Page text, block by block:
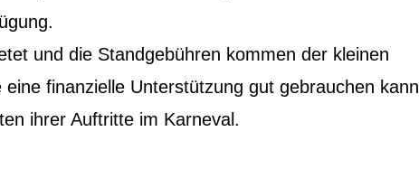
und die Standgebühren kommen der kleinen
finanzielle Unterstützung gut gebrauchen kann
ihrer Auftritte im Karneval.